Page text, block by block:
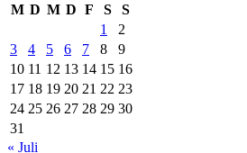
M D M D F S
S
1
2
3
4 5 6 7 8
9
10 11 12 13 14 15 16
17 18 19 20 21 22 23
24 25 26 27 28 29 30
31
« Juli